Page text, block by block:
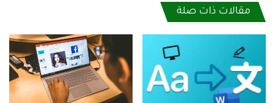
مقالات ذات صلة